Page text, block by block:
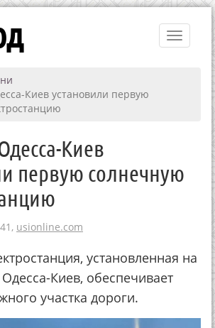
Toggle
Киев установили первую
Киев
первую солнечную
usionline.com
установленная на
Киев, обеспечивает
участка дороги.